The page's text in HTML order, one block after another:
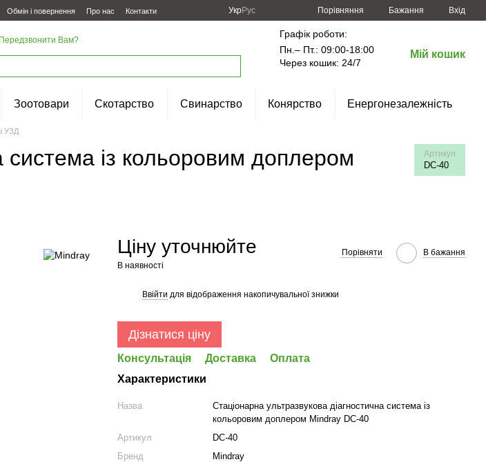
Обмін і повернення Про нас Контакти УкрРус Порівняння Бажання Вхід
Передзвонити Вам?
Графік роботи:
Пн.– Пт.: 09:00-18:00
Через кошик: 24/7
Мій кошик
Зоотовари Скотарство Свинарство Конярство Енергонезалежність
УЗД
система із кольоровим доплером
Артикул
DC-40
Ціну уточнюйте
В наявності
Порівняти В бажання
Ввійти для відображення накопичувальної знижки
Дізнатися ціну
Консультація Доставка
Оплата
Характеристики
Назва
Стаціонарна ультразвукова діагностична система із
кольоровим доплером Mindray DC-40
Артикул
DC-40
Бренд
Mindray